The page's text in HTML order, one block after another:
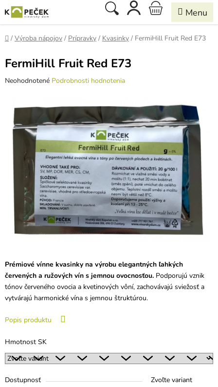
na
obsah
Hľadať
NÁKUPNÝ
KOŠÍK
Domov
/ Výroba nápojov / Prípravky / Kvasinky / FermiHill Fruit Red E73
Prémiové vínne kvasinky na výrobu elegantných ľahkých
červených a ružových vín s jemnou ovocnosťou. Podporujú vznik
tónov červeného ovocia a kvetinových vôní, zachovávajú sviežosť a
vytvárajú harmonické vína s jemnou štruktúrou.
Popis produktu
Hmotnost SK
Dostupnosť
Zvoľte variant
FermiHill Fruit Red E73
Priemerné
0,0
hviezdičiek.
Neohodnotené Podrobnosti hodnotenia